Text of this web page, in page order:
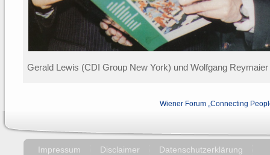
Gerald Lewis (CDI Group New York) und Wolfgang
Wiener Forum „Connecting
Impressum Disclaimer Datenschutzerklärung